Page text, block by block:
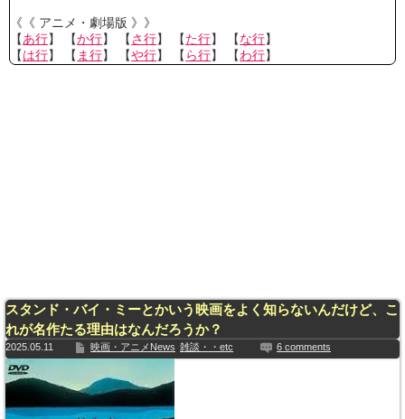
《《 アニメ・劇場版 》》
【あ行】 【か行】 【さ行】 【た行】 【な行】
【は行】 【 ま行】 【や行】 【 ら行】 【わ行】
スタンド・バイ・ミーとかいう映画をよく知らないんだけど、こ
れが名作たる理由はなんだろうか？
2025.05.11 映画・アニメNews 雑談・・etc 6 comments